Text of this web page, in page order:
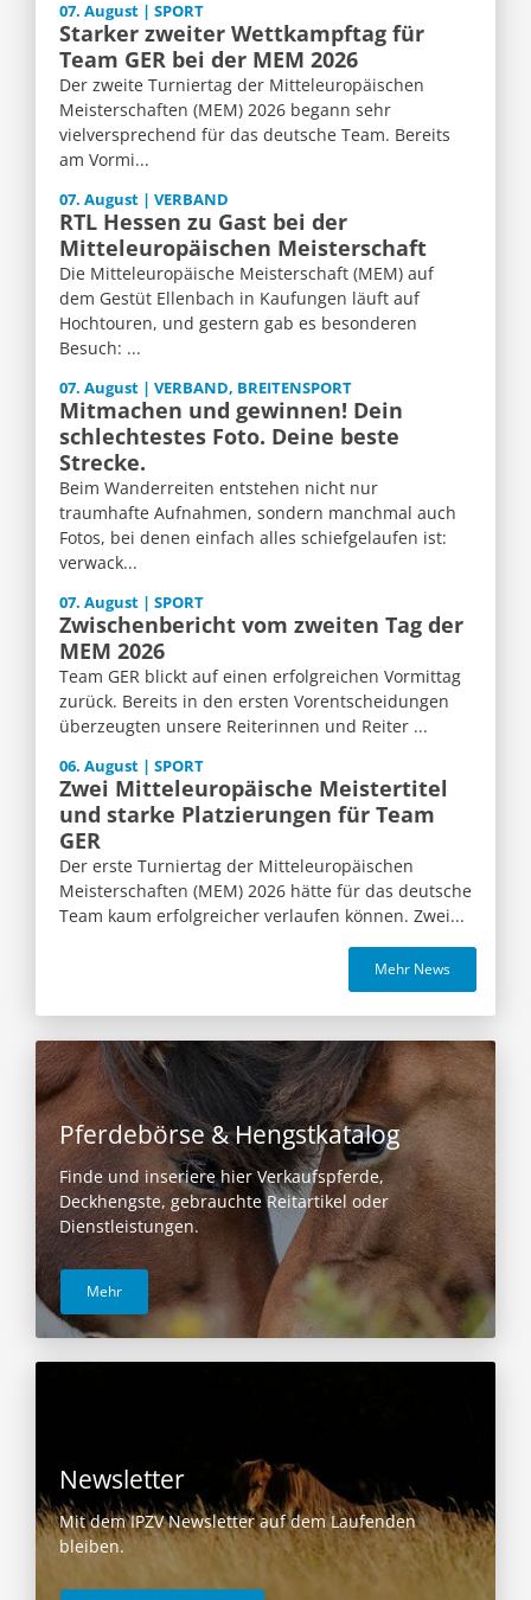
07. August | SPORT
Starker zweiter Wettkampftag für
Team GER bei der MEM 2026
Der zweite Turniertag der Mitteleuropäischen
Meisterschaften (MEM) 2026 begann sehr
vielversprechend für das deutsche Team. Bereits
am Vormi...
07. August | VERBAND
RTL Hessen zu Gast bei der
Mitteleuropäischen Meisterschaft
Die Mitteleuropäische Meisterschaft (MEM) auf
dem Gestüt Ellenbach in Kaufungen läuft auf
Hochtouren, und gestern gab es besonderen
Besuch: ...
07. August | VERBAND, BREITENSPORT
Mitmachen und gewinnen! Dein
schlechtestes Foto. Deine beste
Strecke.
Beim Wanderreiten entstehen nicht nur
traumhafte Aufnahmen, sondern manchmal auch
Fotos, bei denen einfach alles schiefgelaufen ist:
verwack...
07. August | SPORT
Zwischenbericht vom zweiten Tag der
MEM 2026
Team GER blickt auf einen erfolgreichen Vormittag
zurück. Bereits in den ersten Vorentscheidungen
überzeugten unsere Reiterinnen und Reiter ...
06. August | SPORT
Zwei Mitteleuropäische Meistertitel
und starke Platzierungen für Team
GER
Der erste Turniertag der Mitteleuropäischen
Meisterschaften (MEM) 2026 hätte für das deutsche
Team kaum erfolgreicher verlaufen können. Zwei...
Mehr News
Pferdebörse & Hengstkatalog
Finde und inseriere hier Verkaufspferde,
Deckhengste, gebrauchte Reitartikel oder
Dienstleistungen.
Mehr
Newsletter
Mit dem IPZV Newsletter auf dem Laufenden
bleiben.